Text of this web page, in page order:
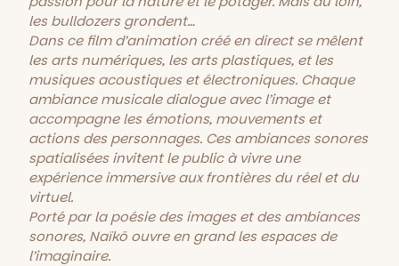
les bulldozers grondent…
Dans ce film d’animation créé en direct se mêlent
les arts numériques, les arts plastiques, et les
musiques acoustiques et électroniques. Chaque
ambiance musicale dialogue avec l’image et
accompagne les émotions, mouvements et
actions des personnages. Ces ambiances sonores
spatialisées invitent le public à vivre une
expérience immersive aux frontières du réel et du
virtuel.
Porté par la poésie des images et des ambiances
sonores, Naïkö ouvre en grand les espaces de
l’imaginaire.